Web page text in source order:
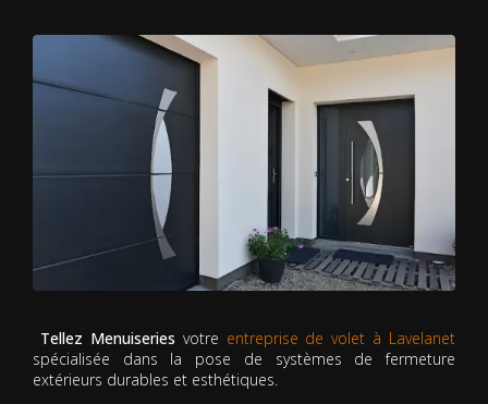
Tellez Menuiseries votre entreprise de volet à Lavelanet
spécialisée dans la pose de systèmes de fermeture
extérieurs durables et esthétiques.